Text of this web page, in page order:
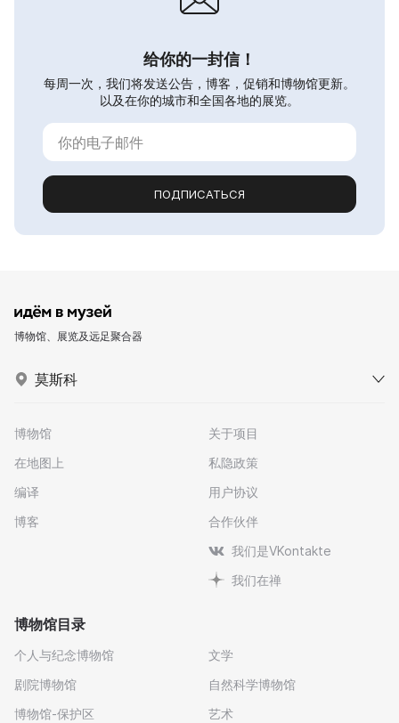
给你的一封信！
每周一次，我们将发送公告，博客，促销和博物馆更新。
以及在你的城市和全国各地的展览。
ПОДПИСАТЬСЯ
博物馆、展览及远足聚合器
莫斯科
博物馆
在地图上
编译
博客
关于项目
私隐政策
用户协议
合作伙伴
我们是VKontakte
我们在禅
博物馆目录
个人与纪念博物馆
剧院博物馆
博物馆-保护区
文学
自然科学博物馆
艺术